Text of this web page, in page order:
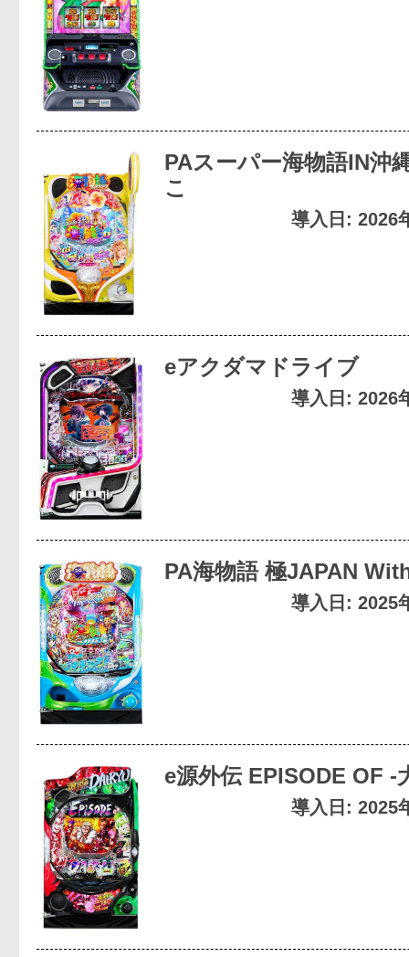
PAスーパー海物語IN沖
こ
導入日: 2026
eアクダマドライブ
導入日: 2026
PA海物語 極JAPAN
導入日: 2025
e源外伝 EPISODE OF -
導入日: 2025